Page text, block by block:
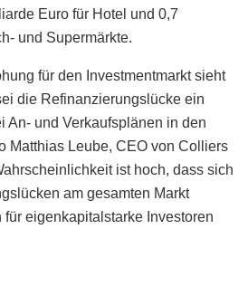
Euro für Hotel und 0,7
und Supermärkte.
für den Investmentmarkt sieht
die Refinanzierungslücke ein
An- und Verkaufsplänen in den
Matthias Leube, CEO von Colliers
ist hoch, dass sich
am gesamten Markt
eigenkapitalstarke Investoren